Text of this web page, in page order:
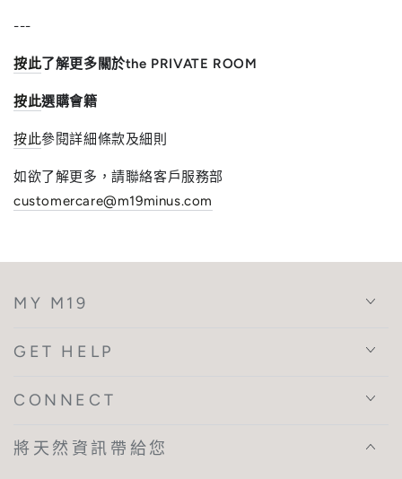
---
按此了解更多關於the PRIVATE ROOM
按此選購會籍
按此參閱詳細條款及細則
如欲了解更多，請聯絡客戶服務部
customercare@m19minus.com
MY M19
GET HELP
CONNECT
將天然資訊帶給您